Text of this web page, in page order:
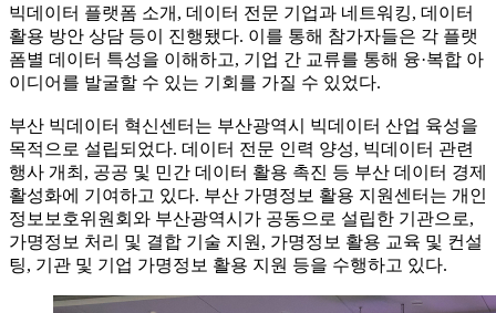
빅데이터 플랫폼 소개, 데이터 전문 기업과 네트워킹, 데이터
활용 방안 상담 등이 진행됐다. 이를 통해 참가자들은 각 플랫
폼별 데이터 특성을 이해하고, 기업 간 교류를 통해 융·복합 아
이디어를 발굴할 수 있는 기회를 가질 수 있었다.
부산 빅데이터 혁신센터는 부산광역시 빅데이터 산업 육성을
목적으로 설립되었다. 데이터 전문 인력 양성, 빅데이터 관련
행사 개최, 공공 및 민간 데이터 활용 촉진 등 부산 데이터 경제
활성화에 기여하고 있다. 부산 가명정보 활용 지원센터는 개인
정보보호위원회와 부산광역시가 공동으로 설립한 기관으로,
가명정보 처리 및 결합 기술 지원, 가명정보 활용 교육 및 컨설
팅, 기관 및 기업 가명정보 활용 지원 등을 수행하고 있다.